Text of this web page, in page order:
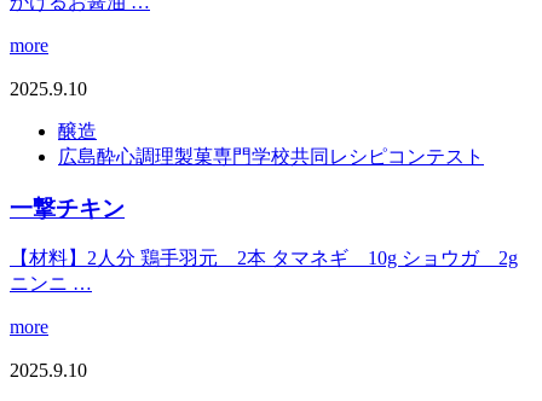
more
2025.9.10
醸造
広島酔心調理製菓専門学校共同レシピコンテスト
一撃チキン
【材料】2人分 鶏手羽元 2本 タマネギ 10g ショウガ 2g
ニンニ …
more
2025.9.10